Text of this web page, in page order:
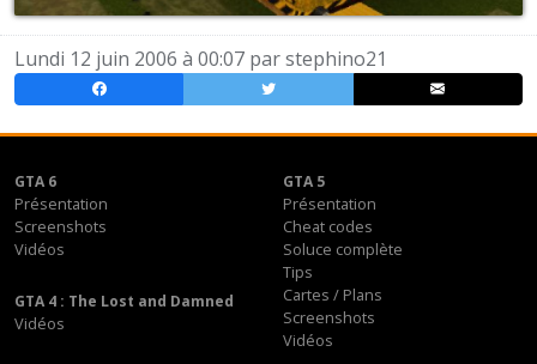
Lundi 12 juin 2006 à 00:07 parstephino21
GTA 6
Présentation
Screenshots
Vidéos
GTA 5
Présentation
Cheat codes
Soluce complète
Tips
Cartes / Plans
Screenshots
Vidéos
GTA 4 : The Lost and Damned
Vidéos